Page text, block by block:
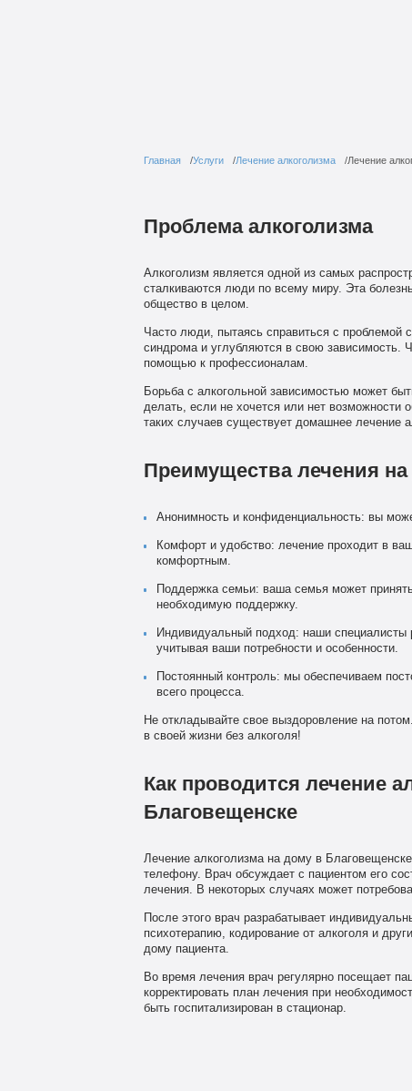
Главная Услуги Лечение алкоголизма Лечение
Проблема алкоголизма
Алкоголизм является одной из самых
сталкиваются люди по всему миру. Эта
общество в целом.
Часто люди, пытаясь справиться с проблемой
синдрома и углубляются в свою зависимость.
помощью к профессионалам.
Борьба с алкогольной зависимостью может
делать, если не хочется или нет возможности
таких случаев существует домашнее лечение
Преимущества лечения
Анонимность и конфиденциальность: вы
Комфорт и удобство: лечение проходит в
комфортным.
Поддержка семьи: ваша семья может
необходимую поддержку.
Индивидуальный подход: наши
учитывая ваши потребности и особенности.
Постоянный контроль: мы обеспечиваем
всего процесса.
Не откладывайте свое выздоровление на
в своей жизни без алкоголя!
Как проводится лечение
Благовещенске
Лечение алкоголизма на дому в
телефону. Врач обсуждает с пациентом его
лечения. В некоторых случаях может
После этого врач разрабатывает
психотерапию, кодирование от алкоголя и
дому пациента.
Во время лечения врач регулярно посещает
корректировать план лечения при
быть госпитализирован в стационар.